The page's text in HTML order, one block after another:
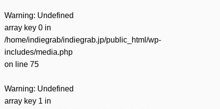
Warning: Undefined
array key 0 in
/home/indiegrab/indiegrab.jp/public_html/wp-
includes/media.php
on line 75
Warning: Undefined
array key 1 in